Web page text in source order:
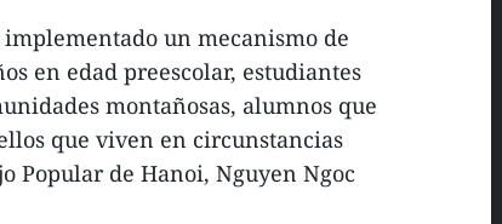
un mecanismo de
en edad preescolar, estudiantes
montañosas, alumnos que
que viven en circunstancias
Popular de Hanoi, Nguyen Ngoc